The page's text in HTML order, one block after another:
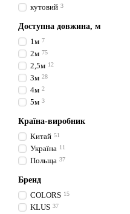
кутовий 3
Доступна довжина, м
1м 7
2м 75
2,5м 12
3м 28
4м 2
5м 3
Країна-виробник
Китай 51
Україна 11
Польща 37
Бренд
COLORS 15
KLUS 37